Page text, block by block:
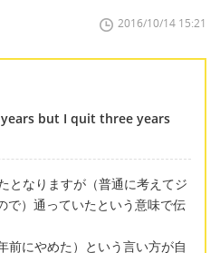
2016/10/14 15:21
but I quit three years
となりますが（普通に考えてジ
で）通っていたという意味で伝
にやめた）という言い方が自